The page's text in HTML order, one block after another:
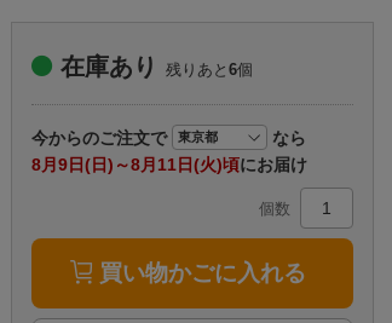
楽天チケット
エンタメニュース
推し楽
在庫あり 残りあと 6個
今からのご注文で
なら
8月9日(日)～8月11日(火)頃にお届け
個数
買い物かごに入れる